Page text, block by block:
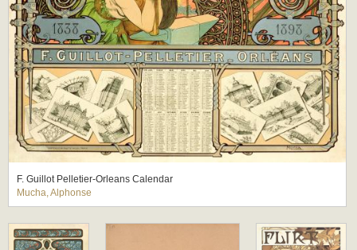
F. Guillot Pelletier-Orleans Calendar
Mucha, Alphonse